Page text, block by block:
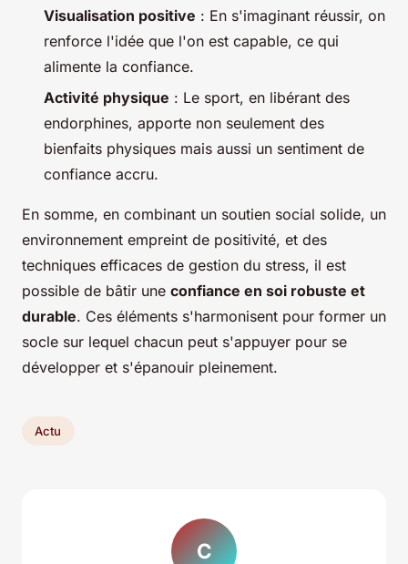
Visualisation positive : En s'imaginant réussir, on
renforce l'idée que l'on est capable, ce qui
alimente la confiance.
Activité physique : Le sport, en libérant des
endorphines, apporte non seulement des
bienfaits physiques mais aussi un sentiment de
confiance accru.
En somme, en combinant un soutien social solide, un
environnement empreint de positivité, et des
techniques efficaces de gestion du stress, il est
possible de bâtir une confiance en soi robuste et
durable. Ces éléments s'harmonisent pour former un
socle sur lequel chacun peut s'appuyer pour se
développer et s'épanouir pleinement.
Actu
C